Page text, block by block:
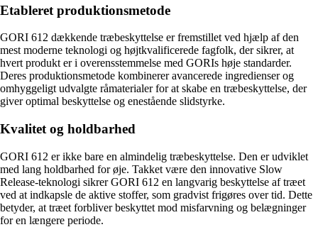
Etableret produktionsmetode
GORI 612 dækkende træbeskyttelse er fremstillet ved hjælp af den
mest moderne teknologi og højtkvalificerede fagfolk, der sikrer, at
hvert produkt er i overensstemmelse med GORIs høje standarder.
Deres produktionsmetode kombinerer avancerede ingredienser og
omhyggeligt udvalgte råmaterialer for at skabe en træbeskyttelse, der
giver optimal beskyttelse og enestående slidstyrke.
Kvalitet og holdbarhed
GORI 612 er ikke bare en almindelig træbeskyttelse. Den er udviklet
med lang holdbarhed for øje. Takket være den innovative Slow
Release-teknologi sikrer GORI 612 en langvarig beskyttelse af træet
ved at indkapsle de aktive stoffer, som gradvist frigøres over tid. Dette
betyder, at træet forbliver beskyttet mod misfarvning og belægninger
for en længere periode.